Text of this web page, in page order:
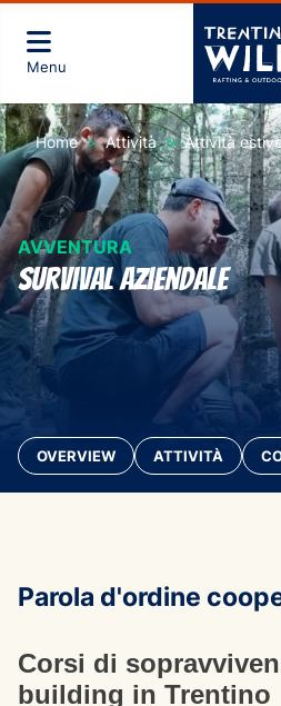
Menu
Home Attività Attività
AVVENTURA
survival aziendale
OVERVIEW ATTIVITÀ
Parola d'ordine
Corsi di
building in Trentino